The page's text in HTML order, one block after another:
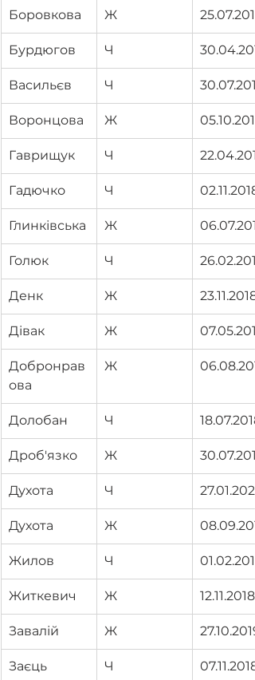
Боровкова Ж 25.07.2019
Бурдюгов Ч
Васильєв Ч
Воронцова Ж 05.10.2018
Гаврищук Ч
Гадючко Ч 02.11.2018
Глинківська Ж
Голюк Ч
Денк Ж 23.11.2018
Дівак Ж
Добронрав
ова
Ж
Долобан Ч 18.07.2018
Дроб'язко Ж
Духота Ч
Духота Ж
Жилов Ч 01.02.2019
Житкевич Ж 12.11.2018
Завалій Ж 27.10.2019
Заєць Ч 07.11.2018